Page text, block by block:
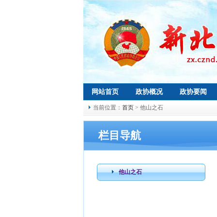
网站首页 政协概况 政协要闻
当前位置： 首页 > 他山之石
栏目导航
他山之石